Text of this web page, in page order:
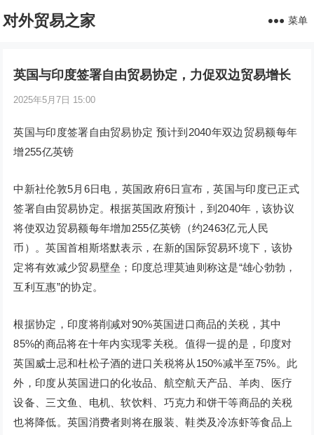
对外贸易之家 菜单
英国与印度签署自由贸易协定，力促双边贸易增长
2025年5月7日 15:00
英国与印度签署自由贸易协定 预计到2040年双边贸易额每年
增255亿英镑
中新社伦敦5月6日电，英国政府6日宣布，英国与印度已正式
签署自由贸易协定。根据英国政府预计，到2040年，该协议
将使双边贸易额每年增加255亿英镑（约2463亿元人民
币）。英国首相斯塔默表示，在新的国际贸易环境下，该协
定将有效减少贸易壁垒；印度总理莫迪则称这是“雄心勃勃，
互利互惠”的协定。
根据协定，印度将削减对90%英国进口商品的关税，其中
85%的商品将在十年内实现零关税。值得一提的是，印度对
英国威士忌和杜松子酒的进口关税将从150%减半至75%。此
外，印度从英国进口的化妆品、航空航天产品、羊肉、医疗
设备、三文鱼、电机、软饮料、巧克力和饼干等商品的关税
也将降低。英国消费者则将在服装、鞋类及冷冻虾等食品上